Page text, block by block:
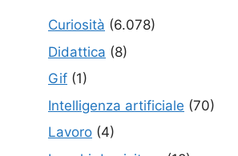
Curiosità (6.078)
Didattica (8)
Gif (1)
Intelligenza artificiale (70)
Lavoro (4)